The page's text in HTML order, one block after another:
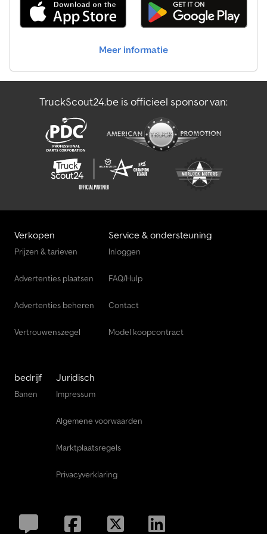
Overige Zwaar Transport
Pick-Up
Transporttechniek Voor Landbouw
Zwaar Transport
Meer informatie
TruckScout24.be is officieel sponsor van:
Verkopen
Prijzen & tarieven
Advertenties plaatsen
Advertenties beheren
Vertrouwenszegel
Service & ondersteuning
Inloggen
FAQ/Hulp
Contact
Model koopcontract
bedrijf
Banen
Juridisch
Impressum
Algemene voorwaarden
Marktplaatsregels
Privacyverklaring